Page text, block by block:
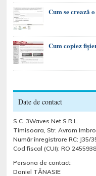
Cum se crează
Cum copiez
Date de contact
S.C. 3Waves Net S.R.L.
Timisoara, Str. Avram
Număr înregistrare RC: J35/
Cod fiscal (CUI): RO
Persona de contact:
Daniel TĂNASIE